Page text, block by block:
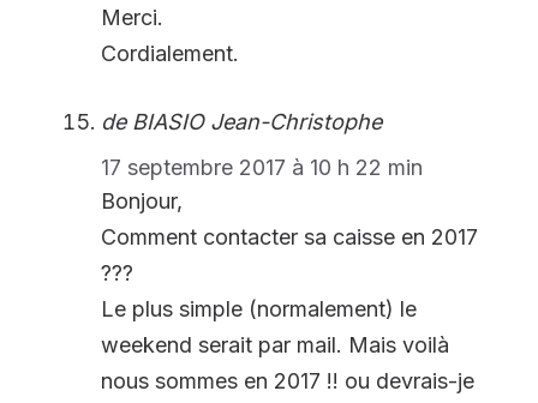
Merci.
Cordialement.
de BIASIO Jean-Christophe
17 septembre 2017 à 10 h 22 min
Bonjour,
Comment contacter sa caisse en 2017
???
Le plus simple (normalement) le
weekend serait par mail. Mais voilà
nous sommes en 2017 !! ou devrais-je